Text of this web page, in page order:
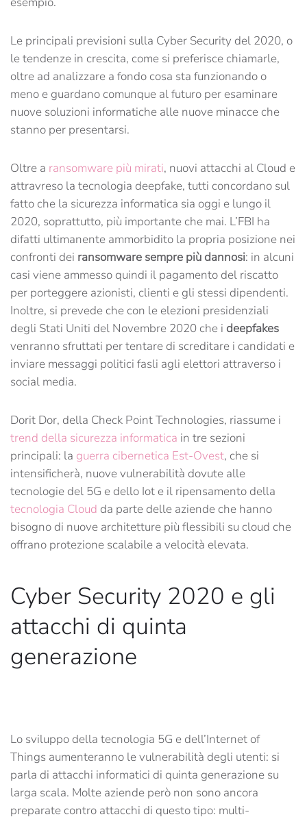
Le principali previsioni sulla Cyber Security del 2020, o
le tendenze in crescita, come si preferisce chiamarle,
oltre ad analizzare a fondo cosa sta funzionando o
meno e guardano comunque al futuro per esaminare
nuove soluzioni informatiche alle nuove minacce che
stanno per presentarsi.
Oltre a ransomware più mirati, nuovi attacchi al Cloud e
attravreso la tecnologia deepfake, tutti concordano sul
fatto che la sicurezza informatica sia oggi e lungo il
2020, soprattutto, più importante che mai. L’FBI ha
difatti ultimanente ammorbidito la propria posizione nei
confronti dei ransomware sempre più dannosi: in alcuni
casi viene ammesso quindi il pagamento del riscatto
per porteggere azionisti, clienti e gli stessi dipendenti.
Inoltre, si prevede che con le elezioni presidenziali
degli Stati Uniti del Novembre 2020 che i deepfakes
venranno sfruttati per tentare di screditare i candidati e
inviare messaggi politici fasli agli elettori attraverso i
social media.
Dorit Dor, della Check Point Technologies, riassume i
trend della sicurezza informatica in tre sezioni
principali: la guerra cibernetica Est-Ovest, che si
intensificherà, nuove vulnerabilità dovute alle
tecnologie del 5G e dello Iot e il ripensamento della
tecnologia Cloud da parte delle aziende che hanno
bisogno di nuove architetture più flessibili su cloud che
offrano protezione scalabile a velocità elevata.
Cyber Security 2020 e gli
attacchi di quinta
generazione
Lo sviluppo della tecnologia 5G e dell’Internet of
Things aumenteranno le vulnerabilità degli utenti: si
parla di attacchi informatici di quinta generazione su
larga scala. Molte aziende però non sono ancora
preparate contro attacchi di questo tipo: multi-